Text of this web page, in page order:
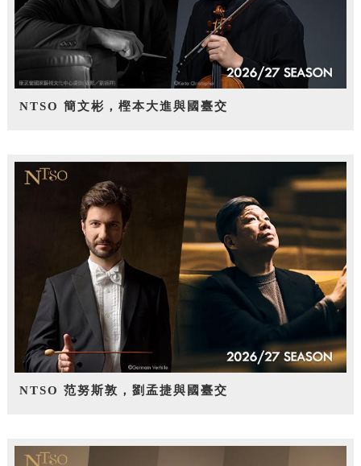
NTSO 簡文彬，樫本大進與國臺交
NTSO 范努斯敦，劉孟捷與國臺交